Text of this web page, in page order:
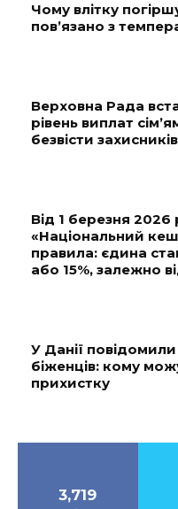
Чому влітку
пов’язано з
Верховна Рада
рівень виплат
безвісти
Від 1 березня
«Національний
правила: єдина
або 15%, залежно
У Данії
біженців: кому
прихистку
3,719